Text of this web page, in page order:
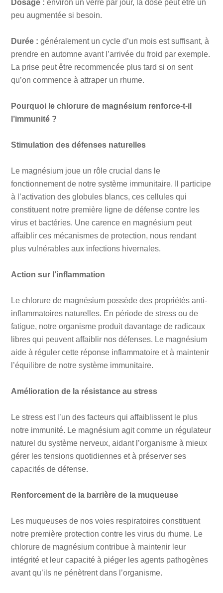
Dosage :environ un verre par jour, la dose peut être un
peu augmentée si besoin.
Durée : généralement un cycle d’un mois est suffisant, à
prendre en automne avant l’arrivée du froid par exemple.
La prise peut être recommencée plus tard si on sent
qu’on commence à attraper un rhume.
Pourquoi le chlorure de magnésium renforce-t-il
l’immunité ?
Stimulation des défenses naturelles
Le magnésium joue un rôle crucial dans le
fonctionnement de notre système immunitaire. Il participe
à l’activation des globules blancs, ces cellules qui
constituent notre première ligne de défense contre les
virus et bactéries. Une carence en magnésium peut
affaiblir ces mécanismes de protection, nous rendant
plus vulnérables aux infections hivernales.
Action sur l’inflammation
Le chlorure de magnésium possède des propriétés anti-
inflammatoires naturelles. En période de stress ou de
fatigue, notre organisme produit davantage de radicaux
libres qui peuvent affaiblir nos défenses. Le magnésium
aide à réguler cette réponse inflammatoire et à maintenir
l’équilibre de notre système immunitaire.
Amélioration de la résistance au stress
Le stress est l’un des facteurs qui affaiblissent le plus
notre immunité. Le magnésium agit comme un régulateur
naturel du système nerveux, aidant l’organisme à mieux
gérer les tensions quotidiennes et à préserver ses
capacités de défense.
Renforcement de la barrière de la muqueuse
Les muqueuses de nos voies respiratoires constituent
notre première protection contre les virus du rhume. Le
chlorure de magnésium contribue à maintenir leur
intégrité et leur capacité à piéger les agents pathogènes
avant qu’ils ne pénètrent dans l’organisme.